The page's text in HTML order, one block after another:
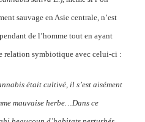
sauvage en Asie centrale, n’est
de l’homme tout en ayant
relation symbiotique avec celui-ci :
était cultivé, il s’est aisément
mauvaise herbe…Dans ce